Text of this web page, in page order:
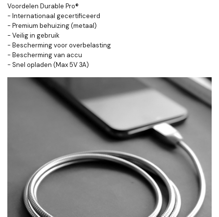
Voordelen Durable Pro®
- Internationaal gecertificeerd
- Premium behuizing (metaal)
- Veilig in gebruik
- Bescherming voor overbelasting
- Bescherming van accu
- Snel opladen (Max 5V 3A)